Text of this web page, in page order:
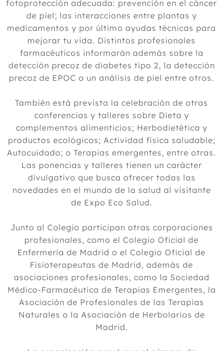
fotoprotección adecuada: prevención en el cáncer
de piel; las interacciones entre plantas y
medicamentos y por último ayudas técnicas para
mejorar tu vida. Distintos profesionales
farmacéuticos informarán además sobre la
detección precoz de diabetes tipo 2, la detección
precoz de EPOC o un análisis de piel entre otros.
También está prevista la celebración de otras
conferencias y talleres sobre Dieta y
complementos alimenticios; Herbodietética y
productos ecológicos; Actividad física saludable;
Autocuidado; o Terapias emergentes, entre otras.
Las ponencias y talleres tienen un carácter
divulgativo que busca ofrecer todas las
novedades en el mundo de la salud al visitante
de Expo Eco Salud.
Junto al Colegio participan otras corporaciones
profesionales, como el Colegio Oficial de
Enfermería de Madrid o el Colegio Oficial de
Fisioterapeutas de Madrid, además de
asociaciones profesionales, como la Sociedad
Médico-Farmacéutica de Terapias Emergentes, la
Asociación de Profesionales de las Terapias
Naturales o la Asociación de Herbolarios de
Madrid.